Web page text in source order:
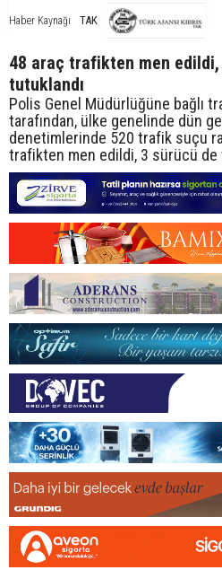
Haber Kaynağı TAK
48 araç trafikten men
tutuklandı
Polis Genel Müdürlüğüne bağlı
tarafından, ülke genelinde dün
denetimlerinde 520 trafik suçu
trafikten men edildi, 3 sürücü de